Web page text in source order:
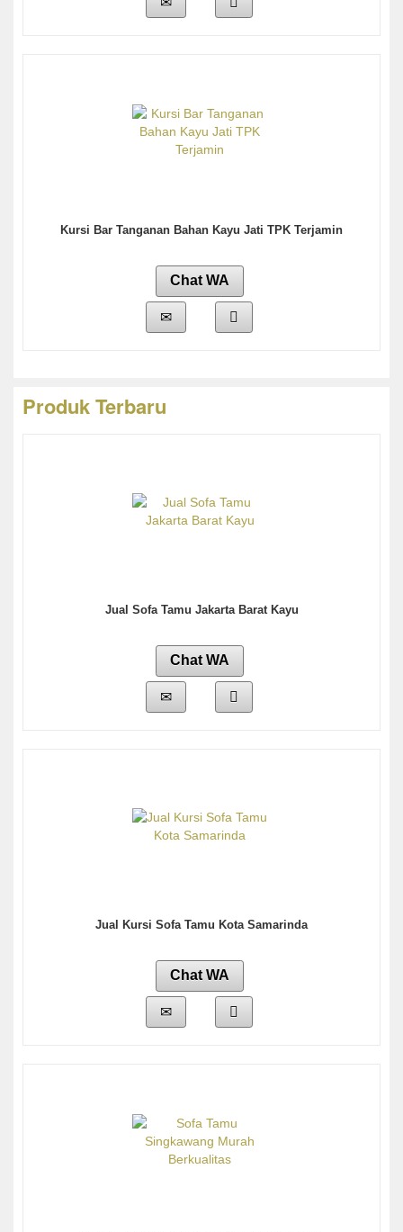
Kursi Bar Tanganan Bahan Kayu Jati TPK Terjamin
Chat WA
Produk Terbaru
Jual Sofa Tamu Jakarta Barat Kayu
Chat WA
Jual Kursi Sofa Tamu Kota Samarinda
Chat WA